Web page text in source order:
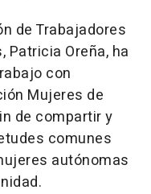
de Trabajadores
Patricia Oreña, ha
con
Mujeres de
de compartir y
comunes
autónomas